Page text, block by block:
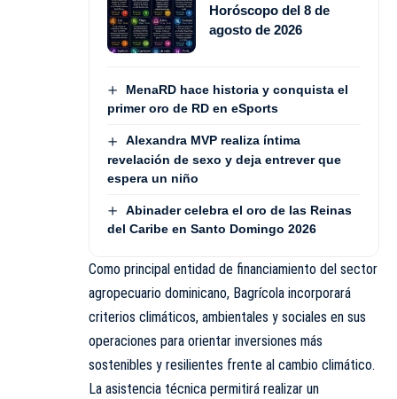
Horóscopo del 8 de
agosto de 2026
MenaRD hace historia y conquista el
primer oro de RD en eSports
Alexandra MVP realiza íntima
revelación de sexo y deja entrever que
espera un niño
Abinader celebra el oro de las Reinas
del Caribe en Santo Domingo 2026
Como principal entidad de financiamiento del sector
agropecuario dominicano, Bagrícola incorporará
criterios climáticos, ambientales y sociales en sus
operaciones para orientar inversiones más
sostenibles y resilientes frente al cambio climático.
La asistencia técnica permitirá realizar un